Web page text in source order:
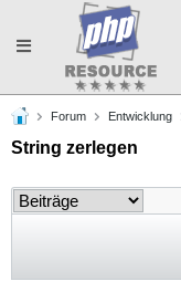
Toggle
navigation
Forum Entwicklung
String zerlegen